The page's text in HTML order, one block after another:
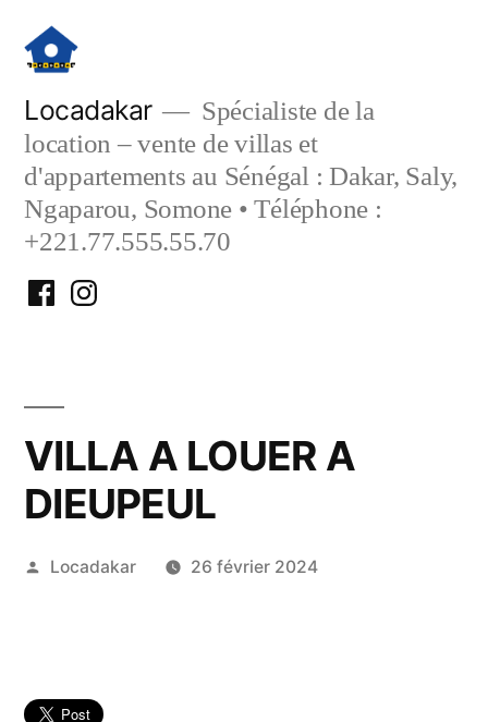
contenu
Locadakar
Spécialiste de la
location – vente de villas et
d'appartements au Sénégal : Dakar, Saly,
Ngaparou, Somone • Téléphone :
+221.77.555.55.70
FacebookInstagram
VILLA A LOUER A
DIEUPEUL
Publié
Locadakar 26 février 2024